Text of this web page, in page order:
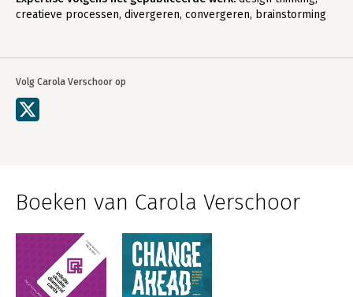
Volg Carola Verschoor op
creatieve processen, divergeren, convergeren, brainstorming
Boeken van Carola Verschoor